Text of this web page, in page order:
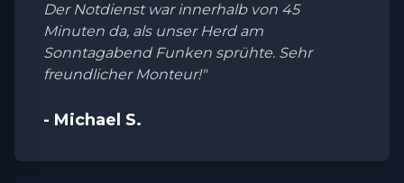
Der Notdienst war innerhalb von 45
Minuten da, als unser Herd am
Sonntagabend Funken sprühte. Sehr
freundlicher Monteur!"
- Michael S.